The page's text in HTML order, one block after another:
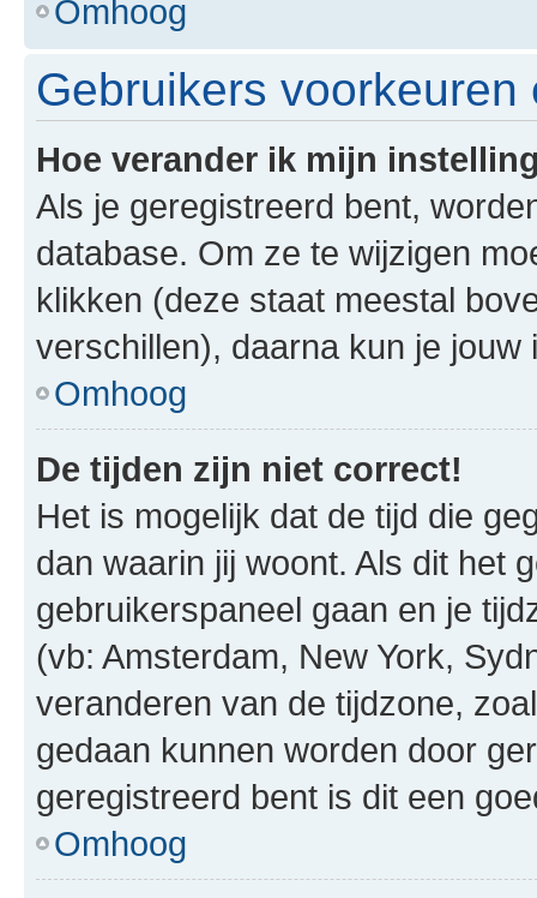
Omhoog
Gebruikers voorkeuren
Hoe verander ik mijn
Als je geregistreerd bent,
database. Om ze te wijzigen
klikken (deze staat meestal
verschillen), daarna kun je jouw
Omhoog
De tijden zijn niet correct!
Het is mogelijk dat de tijd die
dan waarin jij woont. Als dit het
gebruikerspaneel gaan en je
(vb: Amsterdam, New York,
veranderen van de tijdzone,
gedaan kunnen worden door
geregistreerd bent is dit een
Omhoog